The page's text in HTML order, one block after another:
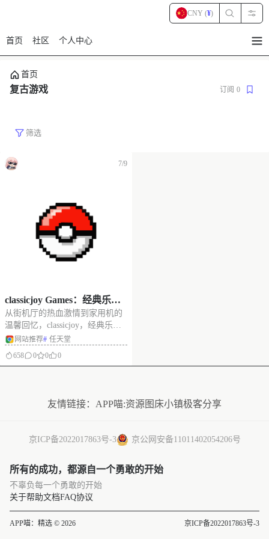
首页 社区 个人中心
CNY (¥)
首页
复古游戏 订阅 0
筛选
7/9
classicjoy Games：经典乐
园，在线玩复古游戏
从街机厅的热血激情到家用机的
温馨回忆，classicjoy，经典乐园
精心收藏了跨越数十年的经典游
的青春记忆，分享给大家。 网站
雅达利等所有主机的游戏，如超
网站推荐# 任天堂
658
0 0 0
友情链接： APP喵:资源 图床小镇极客分享
京ICP备2022017863号-3 京公网安备11011402054206号
所有的成功，都源自一个勇敢的开始
不辜负每一个勇敢的开始
关于帮助文档FAQ协议
APP喵：精选 © 2026 京ICP备2022017863号-3